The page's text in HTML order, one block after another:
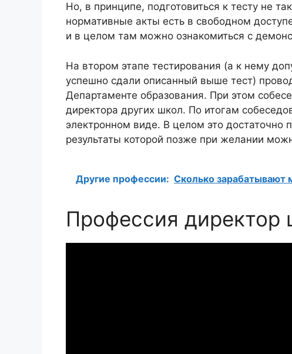
Но, в принципе, подготовиться к тесту не
нормативные акты есть в свободном
и в целом там можно ознакомиться с
На втором этапе тестирования (а к нему
успешно сдали описанный выше тест)
Департаменте образования. При этом
директора других школ. По итогам
электронном виде. В целом это достаточно
результаты которой позже при желании
Другие профессии: Сколько зарабатывают
Профессия директор